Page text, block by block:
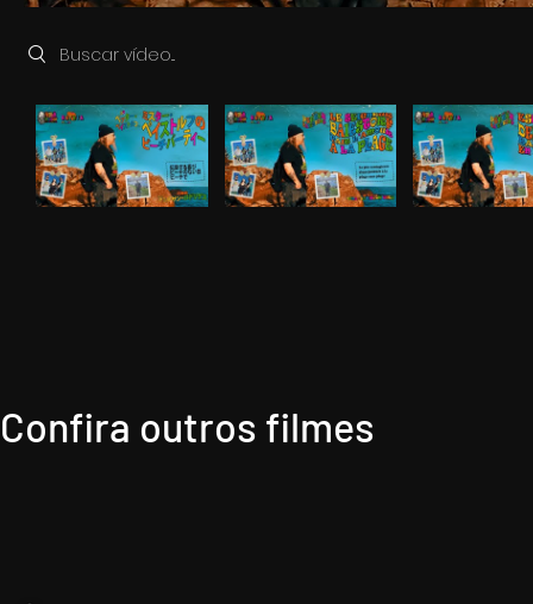
Search videos
Confira outros filmes